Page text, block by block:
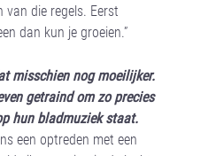
van die regels. Eerst
dan kun je groeien.”
misschien nog moeilijker.
getraind om zo precies
hun bladmuziek staat.
een optreden met een